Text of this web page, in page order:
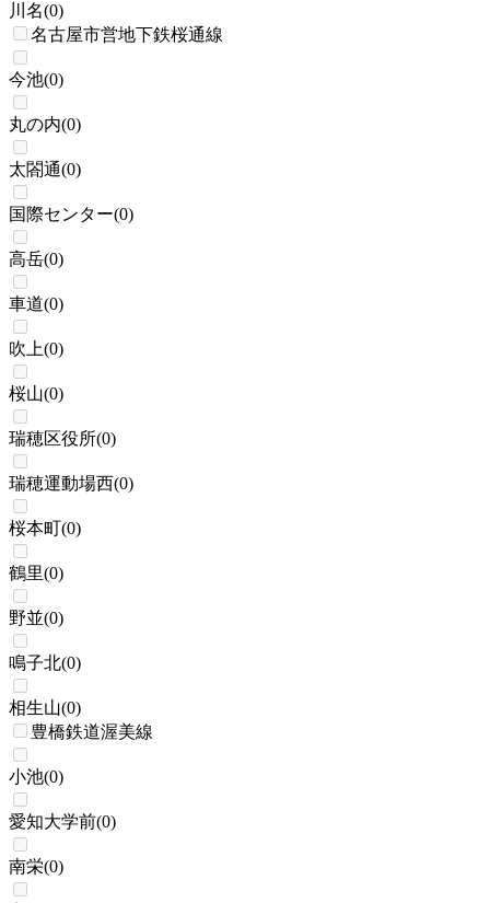
川名(0)
名古屋市営地下鉄桜通線
今池(0)
丸の内(0)
太閤通(0)
国際センター(0)
高岳(0)
車道(0)
吹上(0)
桜山(0)
瑞穂区役所(0)
瑞穂運動場西(0)
桜本町(0)
鶴里(0)
野並(0)
鳴子北(0)
相生山(0)
豊橋鉄道渥美線
小池(0)
愛知大学前(0)
南栄(0)